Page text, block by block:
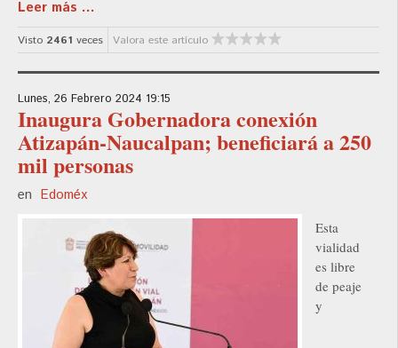
Leer más ...
Visto 2461 veces Valora este artículo
Lunes, 26 Febrero 2024 19:15
Inaugura Gobernadora conexión
Atizapán-Naucalpan; beneficiará a 250
mil personas
en Edoméx
Esta
vialidad
es libre
de peaje
y